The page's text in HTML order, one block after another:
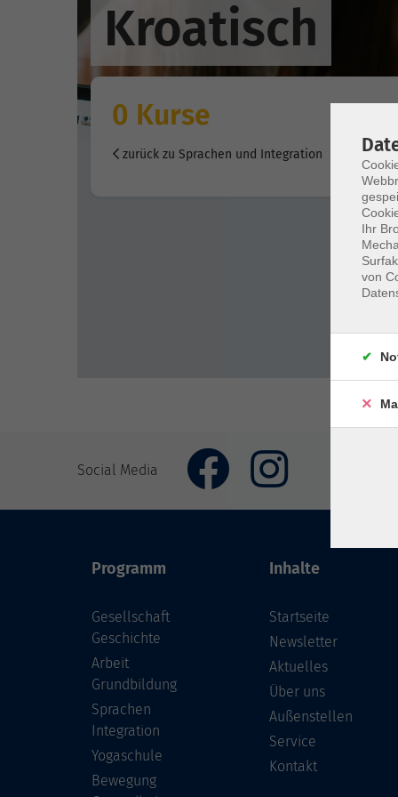
Kroatisch
0 Kurse
zurück zu Sprachen und Integration
Social Media
Programm
Gesellschaft
Geschichte
Arbeit
Grundbildung
Sprachen
Integration
Yogaschule
Bewegung
Inhalte
Startseite
Newsletter
Aktuelles
Über uns
Außenstellen
Service
Kontakt
Ihr
von